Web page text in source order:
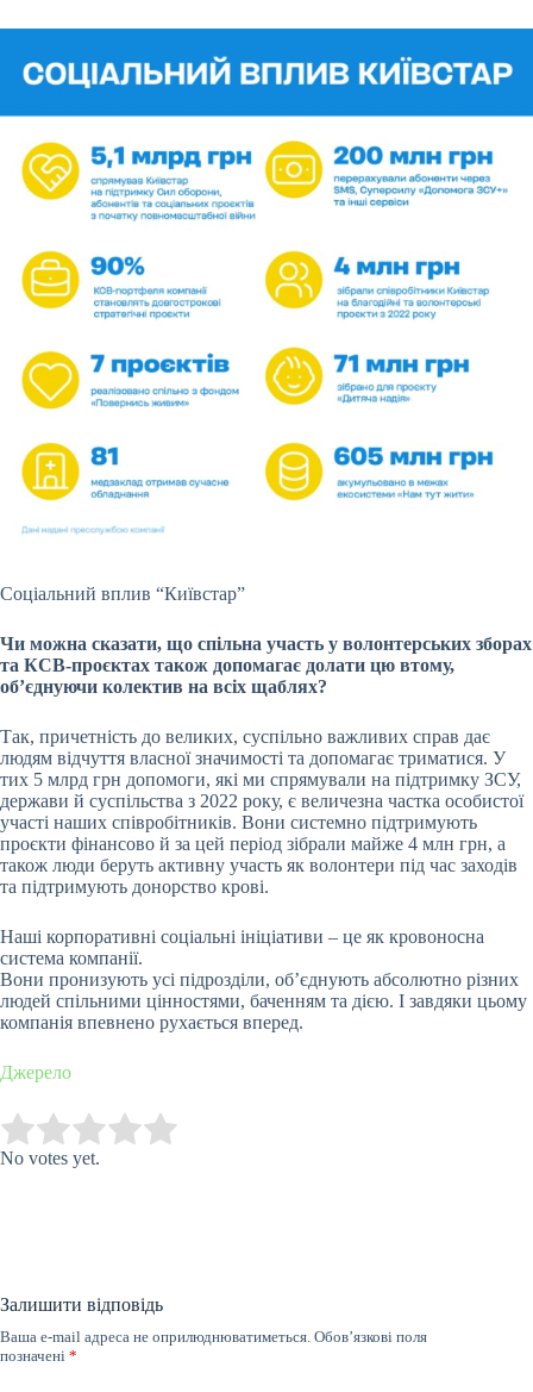
Соціальний вплив “Київстар”
Чи можна сказати, що спільна участь у волонтерських зборах
та КСВ-проєктах також допомагає долати цю втому,
об’єднуючи колектив на всіх щаблях?
Так, причетність до великих, суспільно важливих справ дає
людям відчуття власної значимості та допомагає триматися. У
тих 5 млрд грн допомоги, які ми спрямували на підтримку ЗСУ,
держави й суспільства з 2022 року, є величезна частка особистої
участі наших співробітників. Вони системно підтримують
проєкти фінансово й за цей період зібрали майже 4 млн грн, а
також люди беруть активну участь як волонтери під час заходів
та підтримують донорство крові.
Наші корпоративні соціальні ініціативи – це як кровоносна
система компанії.
Вони пронизують усі підрозділи, об’єднують абсолютно різних
людей спільними цінностями, баченням та дією. І завдяки цьому
компанія впевнено рухається вперед.
Джерело
Rate this item:
No votes yet.
Залишити відповідь
Ваша e-mail адреса не оприлюднюватиметься. Обов’язкові поля
позначені *